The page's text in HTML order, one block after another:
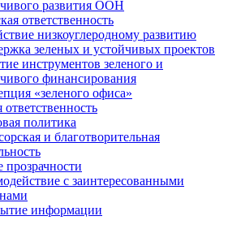
развития ООН
ответственность
низкоуглеродному развитию
зеленых и устойчивых проектов
инструментов зеленого и
финансирования
«зеленого офиса»
политика
и благотворительная
с заинтересованными
информации